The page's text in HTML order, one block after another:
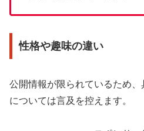
性格や趣味の違い
公開情報が限られているため
については言及を控えます。